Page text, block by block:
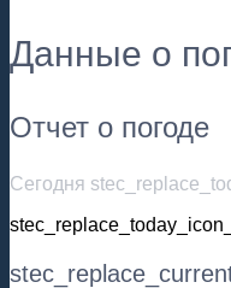
Данные о
Отчет о погоде
Сегодня